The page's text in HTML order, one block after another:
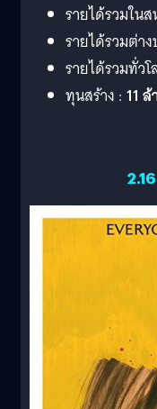
รายได้รวมใน
รายได้รวมต่า
รายได้รวมทั่วโ
ทุนสร้าง : 11